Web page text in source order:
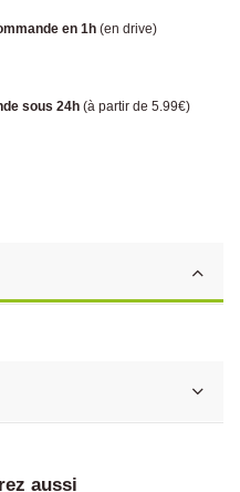
en 1h (en drive)
sous 24h (à partir de 5.99€)
aussi